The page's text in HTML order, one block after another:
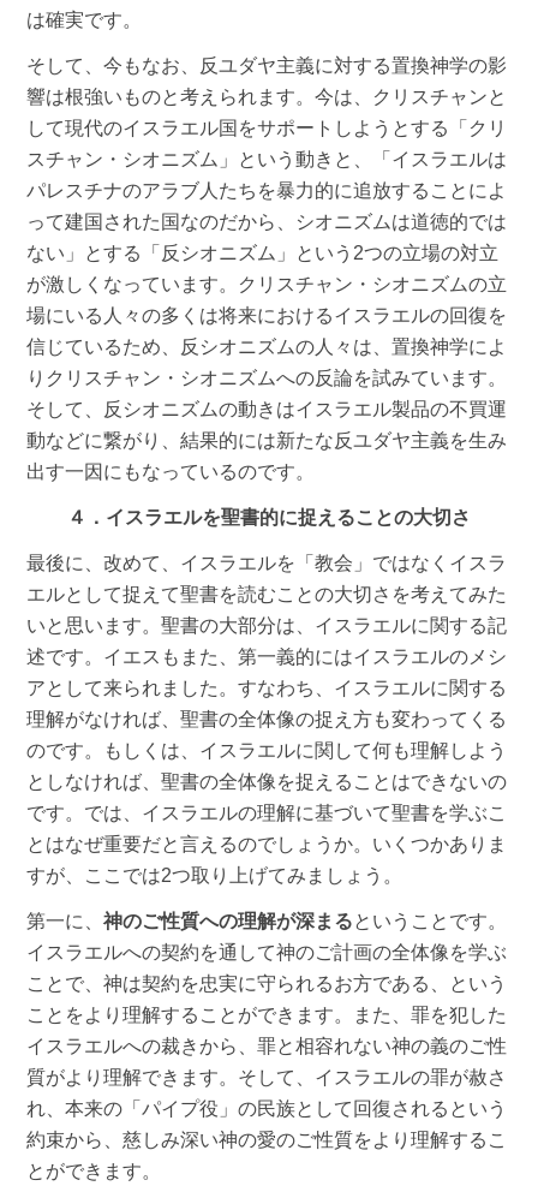
は確実です。
そして、今もなお、反ユダヤ主義に対する置換神学の影
響は根強いものと考えられます。今は、クリスチャンと
して現代のイスラエル国をサポートしようとする「クリ
スチャン・シオニズム」という動きと、「イスラエルは
パレスチナのアラブ人たちを暴力的に追放することによ
って建国された国なのだから、シオニズムは道徳的では
ない」とする「反シオニズム」という2つの立場の対立
が激しくなっています。クリスチャン・シオニズムの立
場にいる人々の多くは将来におけるイスラエルの回復を
信じているため、反シオニズムの人々は、置換神学によ
りクリスチャン・シオニズムへの反論を試みています。
そして、反シオニズムの動きはイスラエル製品の不買運
動などに繋がり、結果的には新たな反ユダヤ主義を生み
出す一因にもなっているのです。
４．イスラエルを聖書的に捉えることの大切さ
最後に、改めて、イスラエルを「教会」ではなくイスラ
エルとして捉えて聖書を読むことの大切さを考えてみた
いと思います。聖書の大部分は、イスラエルに関する記
述です。イエスもまた、第一義的にはイスラエルのメシ
アとして来られました。すなわち、イスラエルに関する
理解がなければ、聖書の全体像の捉え方も変わってくる
のです。もしくは、イスラエルに関して何も理解しよう
としなければ、聖書の全体像を捉えることはできないの
です。では、イスラエルの理解に基づいて聖書を学ぶこ
とはなぜ重要だと言えるのでしょうか。いくつかありま
すが、ここでは2つ取り上げてみましょう。
第一に、神のご性質への理解が深まるということです。
イスラエルへの契約を通して神のご計画の全体像を学ぶ
ことで、神は契約を忠実に守られるお方である、という
ことをより理解することができます。また、罪を犯した
イスラエルへの裁きから、罪と相容れない神の義のご性
質がより理解できます。そして、イスラエルの罪が赦さ
れ、本来の「パイプ役」の民族として回復されるという
約束から、慈しみ深い神の愛のご性質をより理解するこ
とができます。